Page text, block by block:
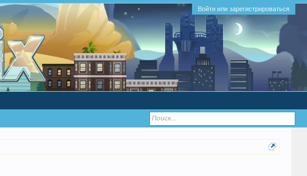
Войти или зарегистрироваться